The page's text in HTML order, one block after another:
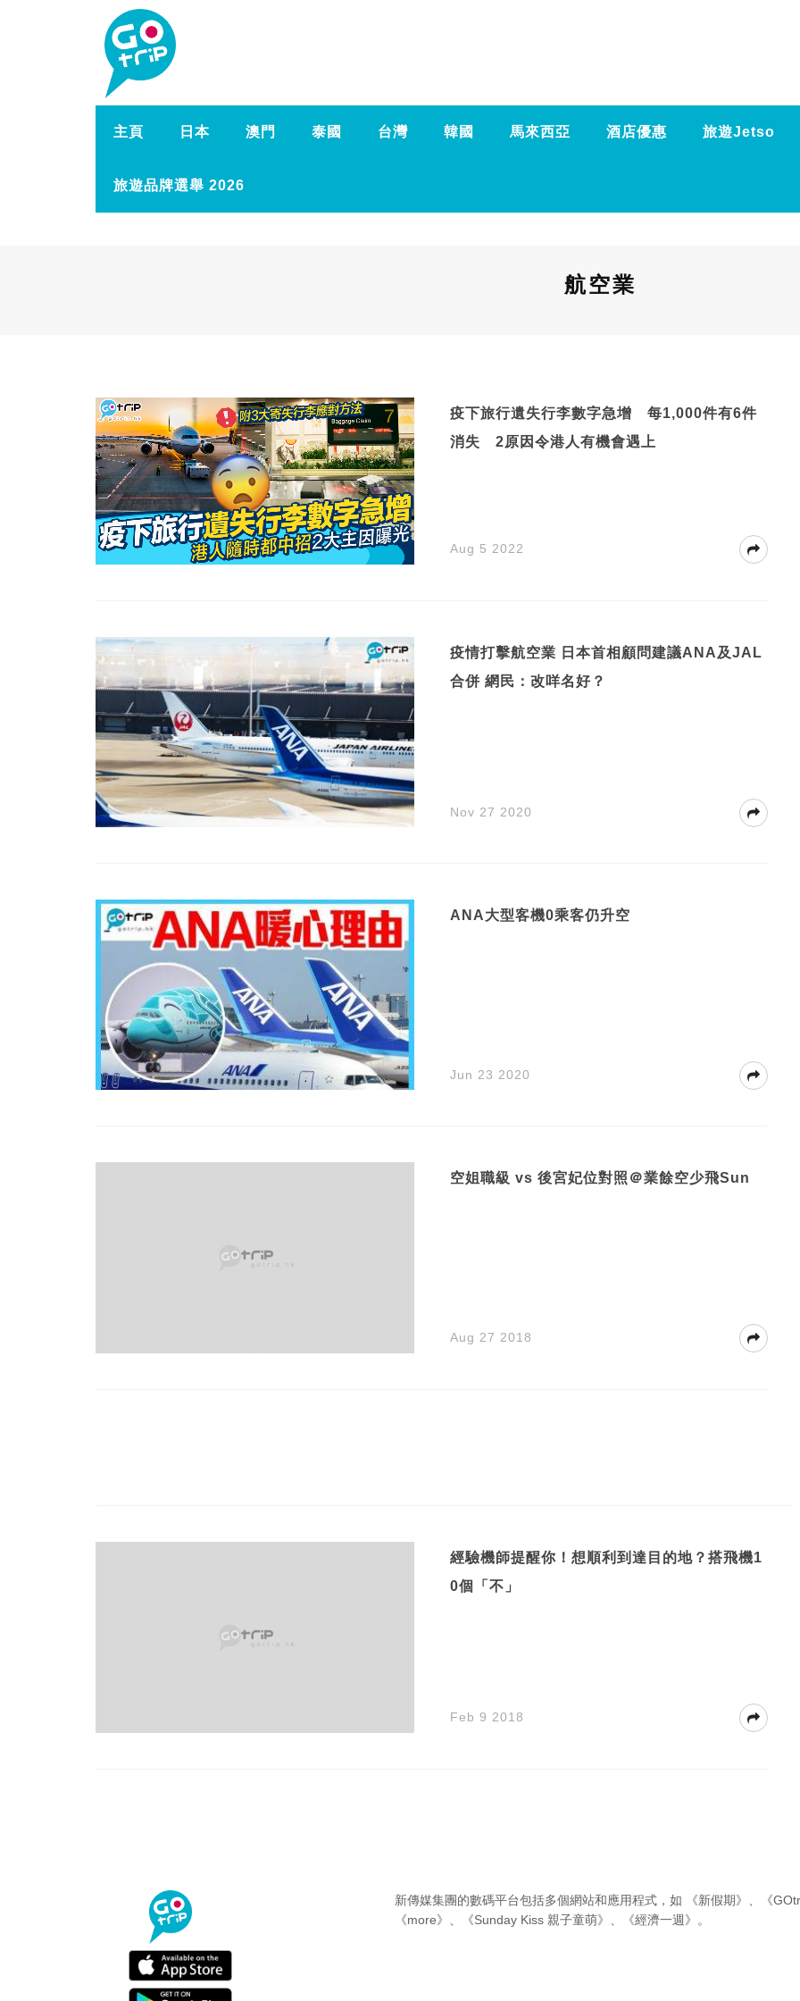
主頁 日本 澳門 泰國 台灣 韓國 馬來西亞 酒店優惠 旅遊Jetso
旅遊品牌選舉 2026
航空業
疫下旅行遺失行李數字急增 每1,000件有6件
消失 2原因令港人有機會遇上
Aug 5 2022
疫情打擊航空業 日本首相顧問建議ANA及JAL
合併 網民：改咩名好？
Nov 27 2020
ANA大型客機0乘客仍升空
Jun 23 2020
空姐職級 vs 後宮妃位對照＠業餘空少飛Sun
Aug 27 2018
經驗機師提醒你！想順利到達目的地？搭飛機1
0個「不」
Feb 9 2018
新傳媒集團的數碼平台包括多個網站和應用程式，如 《新假期》
《
《more》
《Sunday Kiss 親子童萌》 《經濟一週》 。